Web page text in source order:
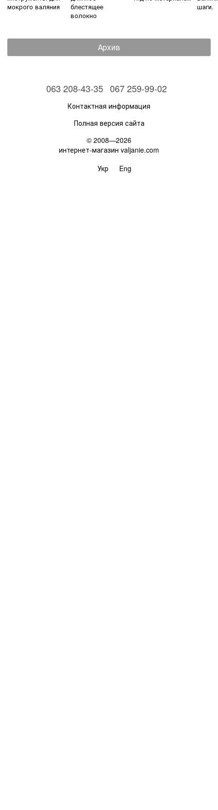
мокрого валяния
блестящее
волокно
шаги.
Архив
063 208-43-35 067 259-99-02
Контактная информация
Полная версия сайта
© 2008—2026
интернет-магазин valjanie.com
Укр
Eng